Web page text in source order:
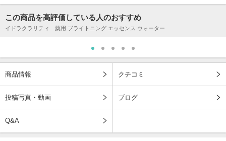
この商品を高評価している人のおすすめ
イドラクラリティ 薬用 ブライトニング エッセンス ウォーター
商品情報 クチコミ
投稿写真・動画 ブログ
Q&A